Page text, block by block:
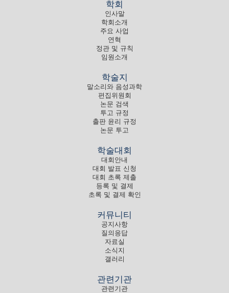
학회
인사말
학회소개
주요 사업
연혁
정관 및 규칙
임원소개
학술지
말소리와 음성과학
편집위원회
논문 검색
투고 규정
출판 윤리 규정
논문 투고
학술대회
대회안내
대회 발표 신청
대회 초록 제출
등록 및 결제
초록 및 결제 확인
커뮤니티
공지사항
질의응답
자료실
소식지
갤러리
관련기관
관련기관